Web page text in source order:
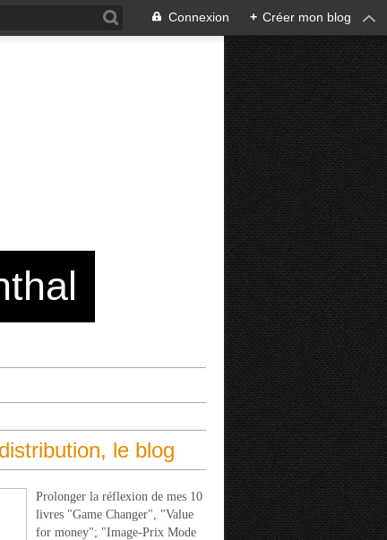
Connexion + Créer mon blog
le blog
Prolonger la réflexion de mes 10
livres "Game Changer", "Value
for money"; "Image-Prix Mode